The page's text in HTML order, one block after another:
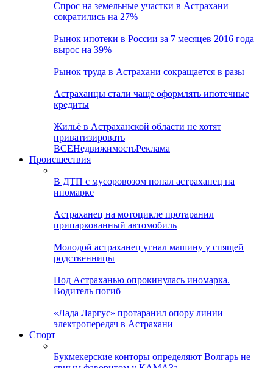
Спрос на земельные участки в Астрахани
сократились на 27%
Рынок ипотеки в России за 7 месяцев 2016 года
вырос на 39%
Рынок труда в Астрахани сокращается в разы
Астраханцы стали чаще оформлять ипотечные
кредиты
Жильё в Астраханской области не хотят
приватизировать
ВСЕНедвижимостьРеклама
Происшествия
В ДТП с мусоровозом попал астраханец на
иномарке
Астраханец на мотоцикле протаранил
припаркованный автомобиль
Молодой астраханец угнал машину у спящей
родственницы
Под Астраханью опрокинулась иномарка.
Водитель погиб
«Лада Ларгус» протаранил опору линии
электропередач в Астрахани
Спорт
Букмекерские конторы определяют Волгарь не